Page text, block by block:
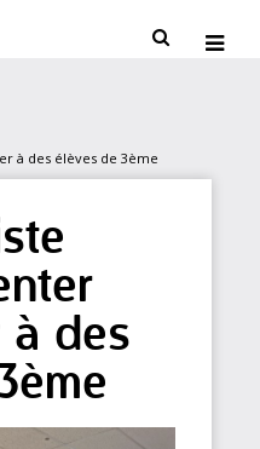
 
à des élèves de 3ème
des